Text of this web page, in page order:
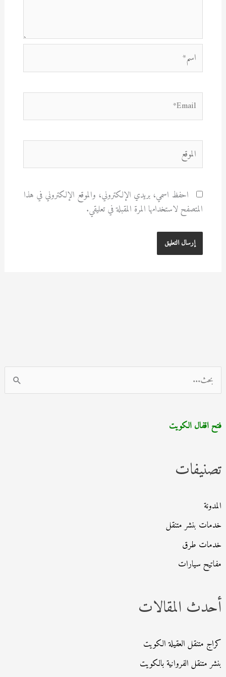
ل
ح
ع
:
فتح اقفال الكويت
تصنيفات
المدونة
خدمات بنشر متنقل
خدمات طرق
مفاتيح سيارات
أحدث المقالات
كراج متنقل العقيلة الكويت
بنشر متنقل الفروانية بالكويت
اسم*
Email*
الموقع
احفظ اسمي، بريدي الإلكتروني، والموقع الإلكتروني في هذا
المتصفح لاستخدامها المرة المقبلة في تعليقي.